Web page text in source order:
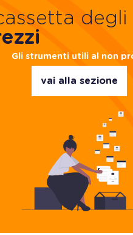
degli
Gli strumenti utili al non
vai alla sezione